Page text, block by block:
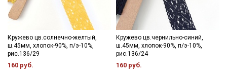
Кружево цв.солнечно-желтый,
ш.45мм, хлопок-90%, п/э-10%,
рис.136/29
160 руб.
Кружево цв.чернильно-синий,
ш.45мм, хлопок-90%, п/э-10%,
рис.136/24
160 руб.
Ознакомлен(а) сПолитикой обработки персональных
и даюСогласие на обработку персональных
ДаюСогласие на получение рекламных и
информационных рассылок